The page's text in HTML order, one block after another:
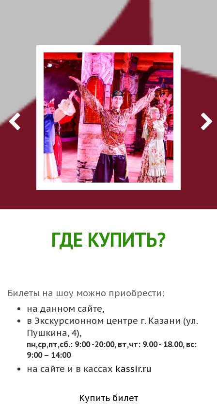
ГДЕ КУПИТЬ?
Билеты на шоу можно приобрести:
на данном сайте,
в Экскурсионном центре г. Казани (ул.
Пушкина, 4),
пн,cр,пт,сб.: 9:00 -20:00, вт,чт: 9.00 - 18.00, вс:
9:00 – 14:00
на сайте и в кассах kassir.ru
Купить билет